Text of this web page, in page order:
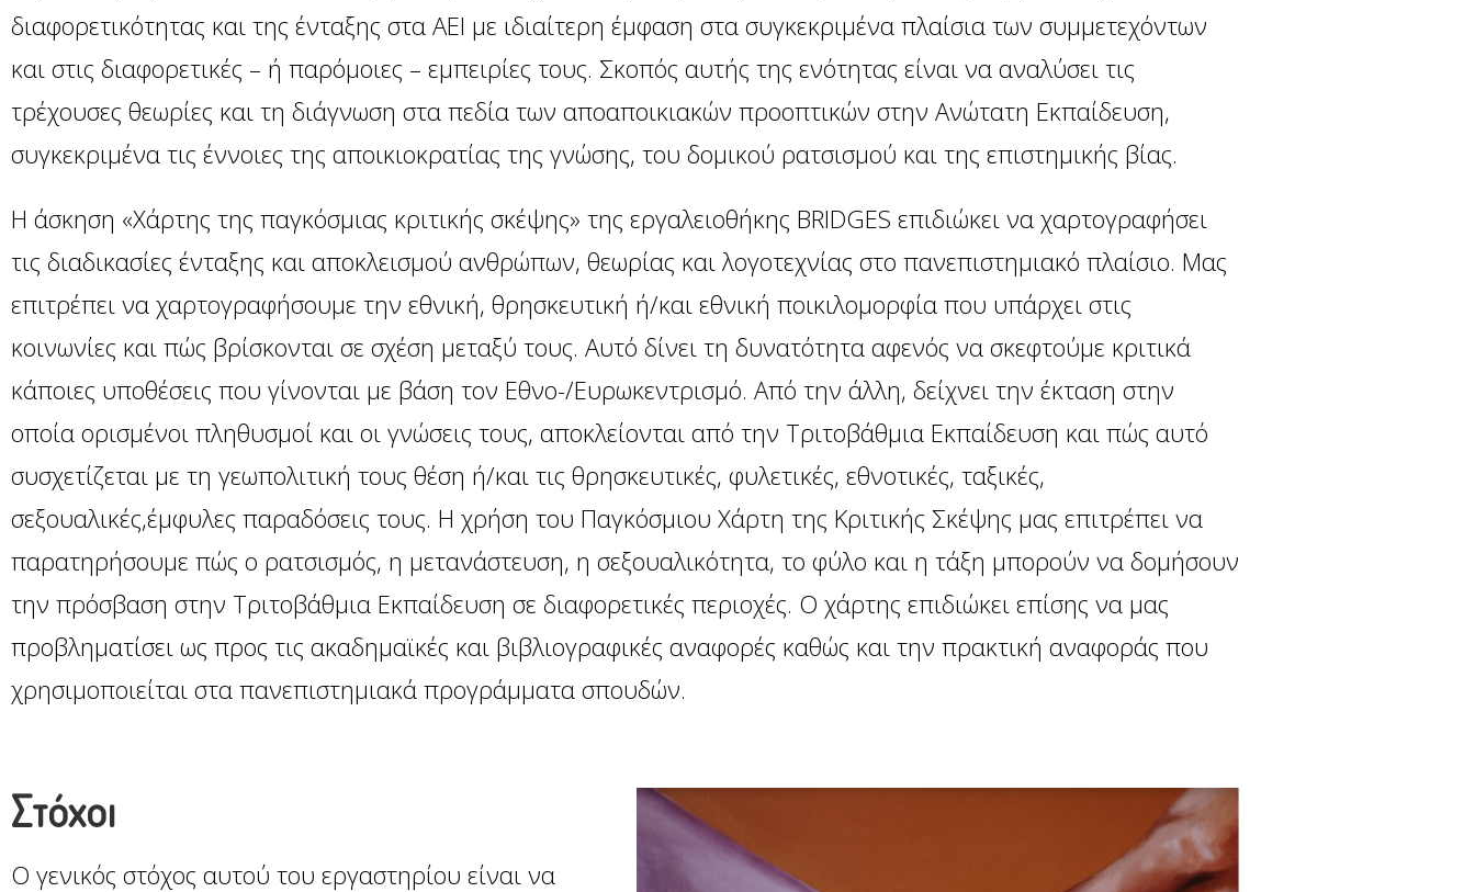
διαφορετικότητας και της ένταξης στα ΑΕΙ με ιδιαίτερη έμφαση στα συγκεκριμένα πλαίσια των συμμετεχόντων
και στις διαφορετικές – ή παρόμοιες – εμπειρίες τους. Σκοπός αυτής της ενότητας είναι να αναλύσει τις
τρέχουσες θεωρίες και τη διάγνωση στα πεδία των αποαποικιακών προοπτικών στην Ανώτατη Εκπαίδευση,
συγκεκριμένα τις έννοιες της αποικιοκρατίας της γνώσης, του δομικού ρατσισμού και της επιστημικής βίας.
Η άσκηση «Χάρτης της παγκόσμιας κριτικής σκέψης» της εργαλειοθήκης BRIDGES επιδιώκει να χαρτογραφήσει
τις διαδικασίες ένταξης και αποκλεισμού ανθρώπων, θεωρίας και λογοτεχνίας στο πανεπιστημιακό πλαίσιο. Μας
επιτρέπει να χαρτογραφήσουμε την εθνική, θρησκευτική ή/και εθνική ποικιλομορφία που υπάρχει στις
κοινωνίες και πώς βρίσκονται σε σχέση μεταξύ τους. Αυτό δίνει τη δυνατότητα αφενός να σκεφτούμε κριτικά
κάποιες υποθέσεις που γίνονται με βάση τον Εθνο-/Ευρωκεντρισμό. Από την άλλη, δείχνει την έκταση στην
οποία ορισμένοι πληθυσμοί και οι γνώσεις τους, αποκλείονται από την Τριτοβάθμια Εκπαίδευση και πώς αυτό
συσχετίζεται με τη γεωπολιτική τους θέση ή/και τις θρησκευτικές, φυλετικές, εθνοτικές, ταξικές,
σεξουαλικές,έμφυλες παραδόσεις τους. Η χρήση του Παγκόσμιου Χάρτη της Κριτικής Σκέψης μας επιτρέπει να
παρατηρήσουμε πώς ο ρατσισμός, η μετανάστευση, η σεξουαλικότητα, το φύλο και η τάξη μπορούν να δομήσουν
την πρόσβαση στην Τριτοβάθμια Εκπαίδευση σε διαφορετικές περιοχές. Ο χάρτης επιδιώκει επίσης να μας
προβληματίσει ως προς τις ακαδημαϊκές και βιβλιογραφικές αναφορές καθώς και την πρακτική αναφοράς που
χρησιμοποιείται στα πανεπιστημιακά προγράμματα σπουδών.
Στόχοι
Ο γενικός στόχος αυτού του εργαστηρίου είναι να